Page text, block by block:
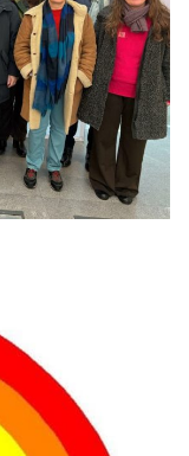
échange croisé
projet Erasmus
sur l'éducation
la France…